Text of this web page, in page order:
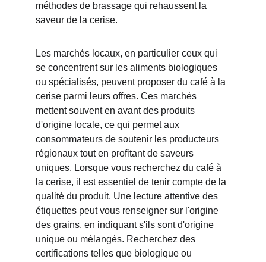
méthodes de brassage qui rehaussent la
saveur de la cerise.
Les marchés locaux, en particulier ceux qui
se concentrent sur les aliments biologiques
ou spécialisés, peuvent proposer du café à la
cerise parmi leurs offres. Ces marchés
mettent souvent en avant des produits
d'origine locale, ce qui permet aux
consommateurs de soutenir les producteurs
régionaux tout en profitant de saveurs
uniques. Lorsque vous recherchez du café à
la cerise, il est essentiel de tenir compte de la
qualité du produit. Une lecture attentive des
étiquettes peut vous renseigner sur l'origine
des grains, en indiquant s'ils sont d'origine
unique ou mélangés. Recherchez des
certifications telles que biologique ou